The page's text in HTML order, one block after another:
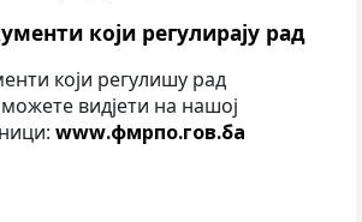
који регулирају рад
који регулишу рад
видјети на нашој
www.фмрпо.гов.ба